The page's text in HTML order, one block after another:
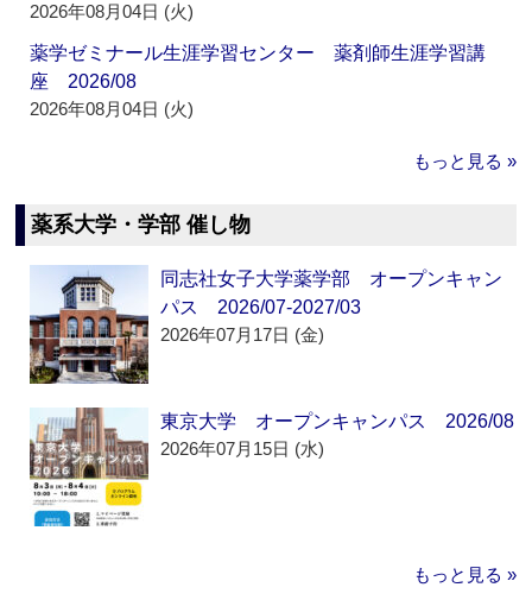
2026年08月04日 (火)
薬学ゼミナール生涯学習センター 薬剤師生涯学習講
座 2026/08
2026年08月04日 (火)
もっと見る »
薬系大学・学部 催し物
同志社女子大学薬学部 オープンキャン
パス 2026/07-2027/03
2026年07月17日 (金)
東京大学 オープンキャンパス 2026/08
2026年07月15日 (水)
もっと見る »